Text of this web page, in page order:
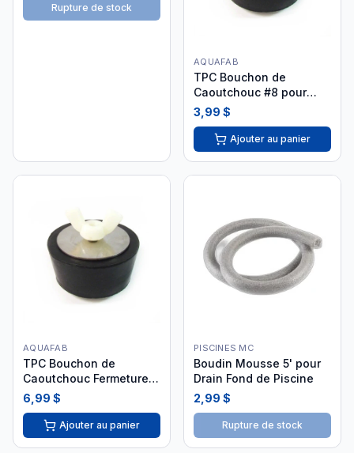
Rupture de stock
AQUAFAB
TPC Bouchon de
Caoutchouc #8 pour
Fermeture - TPC-601-
1520
3,99 $
Ajouter au panier
AQUAFAB
TPC Bouchon de
Caoutchouc Fermeture -
TPC-601-1560
6,99 $
Ajouter au panier
PISCINES MC
Boudin Mousse 5' pour
Drain Fond de Piscine
2,99 $
Rupture de stock